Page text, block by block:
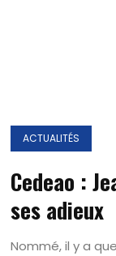
ACTUALITÉS
Cedeao :
ses adieux
Nommé, il y a